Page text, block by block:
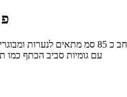
בגובה 50 כ סמ וברוחב כ 85 סמ מתאים לנערות
עם גומיות סביב הכתף כמו